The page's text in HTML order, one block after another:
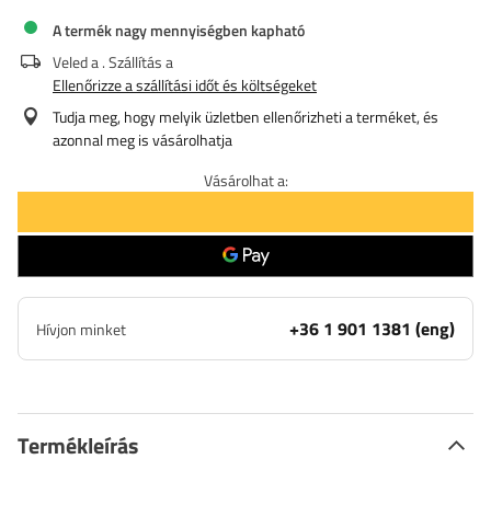
A termék nagy mennyiségben kapható
Veled a. Szállítás a
Ellenőrizze a szállítási időt és költségeket
Tudja meg, hogy melyik üzletben ellenőrizheti a terméket, és
azonnal meg is vásárolhatja
Vásárolhat a:
Hívjon minket +36 1 901 1381 (eng)
Termékleírás